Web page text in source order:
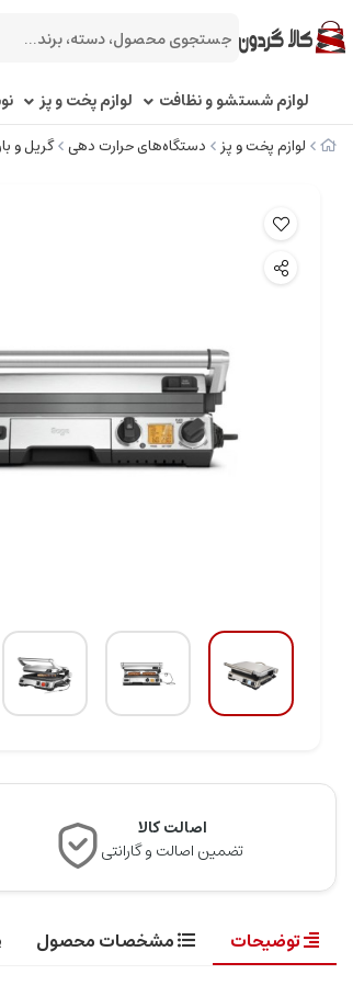
لوازم شستشو و نظافت لوازم پخت و پز
لوازم پخت و پز دستگاه‌های حرارت دهی گریل و
اصالت کالا
تضمین اصالت و گارانتی
توضیحات مشخصات محصول